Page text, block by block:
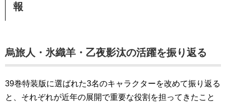
報
烏旅人・氷織羊・乙夜影汰の活躍を振り返る
39巻特装版に選ばれた3名のキャラクターを改めて振り返る
と、それぞれが近年の展開で重要な役割を担ってきたこと